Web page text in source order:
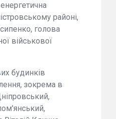
районі,
голова
військової
будинків
зокрема в